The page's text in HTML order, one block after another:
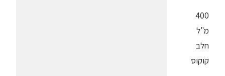
400
מ"ל
חלב
קוקוס